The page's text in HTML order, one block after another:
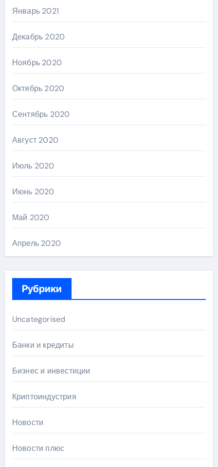
Январь 2021
Декабрь 2020
Ноябрь 2020
Октябрь 2020
Сентябрь 2020
Август 2020
Июль 2020
Июнь 2020
Май 2020
Апрель 2020
Рубрики
Uncategorised
Банки и кредиты
Бизнес и инвестиции
Криптоиндустрия
Новости
Новости плюс